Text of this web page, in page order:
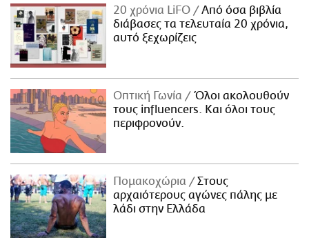
20 χρόνια LiFO
Από όσα βιβλία
διάβασες τα τελευταία 20 χρόνια,
αυτό ξεχωρίζεις
Οπτική Γωνία
Όλοι ακολουθούν
τους influencers. Και όλοι τους
περιφρονούν.
Πομακοχώρια
Στους
αρχαιότερους αγώνες πάλης με
λάδι στην Ελλάδα